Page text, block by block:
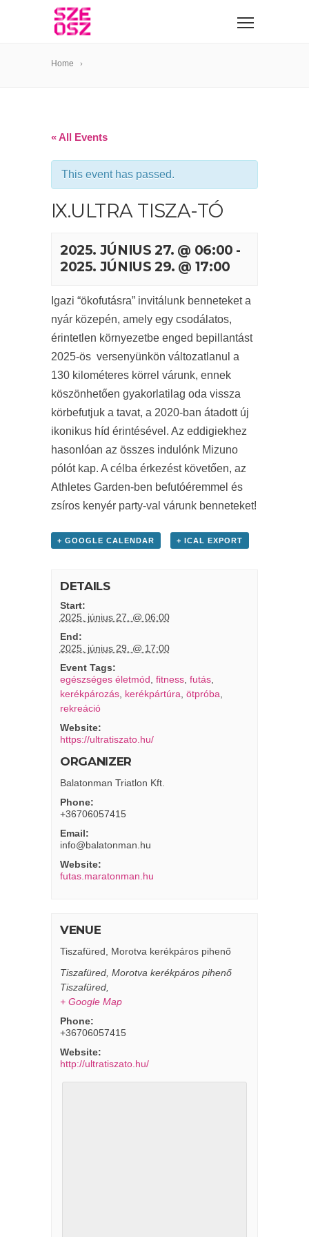
Home
« All Events
This event has passed.
IX.ULTRA TISZA-TÓ
2025. JÚNIUS 27. @ 06:00 -
2025. JÚNIUS 29. @ 17:00
Igazi “ökofutásra” invitálunk benneteket a
nyár közepén, amely egy csodálatos,
érintetlen környezetbe enged bepillantást
2025-ös versenyünkön változatlanul a
130 kilométeres körrel várunk, ennek
köszönhetően gyakorlatilag oda vissza
körbefutjuk a tavat, a 2020-ban átadott új
ikonikus híd érintésével. Az eddigiekhez
hasonlóan az összes indulónk Mizuno
pólót kap. A célba érkezést követően, az
Athletes Garden-ben befutóéremmel és
zsíros kenyér party-val várunk benneteket!
+ GOOGLE CALENDAR + ICAL EXPORT
DETAILS
Start:
2025. június 27. @ 06:00
End:
2025. június 29. @ 17:00
Event Tags:
egészséges életmód fitness, futás,
kerékpározás, kerékpártúra ötpróba
rekreáció
Website:
https://ultratiszato.hu/
ORGANIZER
Balatonman Triatlon Kft.
Phone:
+36706057415
Email:
info@balatonman.hu
Website:
futas.maratonman.hu
VENUE
Tiszafüred, Morotva kerékpáros pihenő
Tiszafüred, Morotva kerékpáros pihenő
Tiszafüred,
+ Google Map
Phone:
+36706057415
Website:
http://ultratiszato.hu/